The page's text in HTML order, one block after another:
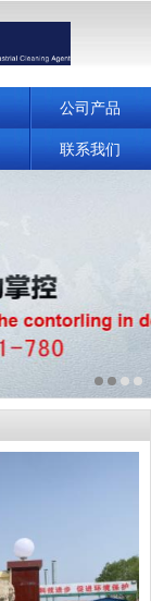
公司产品
联系我们